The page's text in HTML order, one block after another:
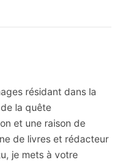
résidant dans la
la quête
et une raison de
de livres et rédacteur
je mets à votre